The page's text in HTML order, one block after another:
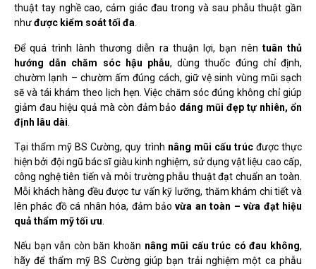
thuật tay nghề cao, cảm giác đau trong và sau phẫu thuật gần
nhưđược kiểm soát tối đa.
Để quá trình lành thương diễn ra thuận lợi, bạn nên tuân thủ
hướng dẫn chăm sóc hậu phẫu, dùng thuốc đúng chỉ định,
chườm lạnh – chườm ấm đúng cách, giữ vệ sinh vùng mũi sạch
sẽ và tái khám theo lịch hẹn. Việc chăm sóc đúng không chỉ giúp
giảm đau hiệu quả mà còn đảm bảo dáng mũi đẹp tự nhiên, ổn
định lâu dài
Tại thẩm mỹ BS Cường, quy trình nâng mũi cấu trúcđược thực
hiện bởi đội ngũ bác sĩ giàu kinh nghiệm, sử dụng vật liệu cao cấp,
công nghệ tiên tiến và môi trường phẫu thuật đạt chuẩn an toàn.
Mỗi khách hàng đều được tư vấn kỹ lưỡng, thăm khám chi tiết và
lên phác đồ cá nhân hóa, đảm bảovừa an toàn – vừa đạt hiệu
quả thẩm mỹ tối ưu
Nếu bạn vẫn còn băn khoăn nâng mũi cấu trúc có đau không,
hãy để thẩm mỹ BS Cường giúp bạn trải nghiệm một ca phẫu